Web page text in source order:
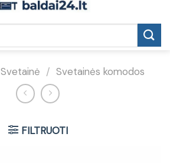
Svetainė / Svetainės komodos
FILTRUOTI